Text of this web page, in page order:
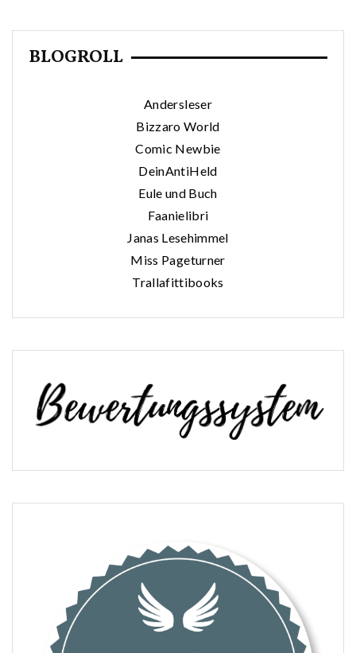
BLOGROLL
Andersleser
Bizzaro World
Comic Newbie
DeinAntiHeld
Eule und Buch
Faanielibri
Janas Lesehimmel
Miss Pageturner
Trallafittibooks